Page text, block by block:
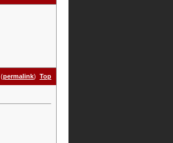
(permalink) Top